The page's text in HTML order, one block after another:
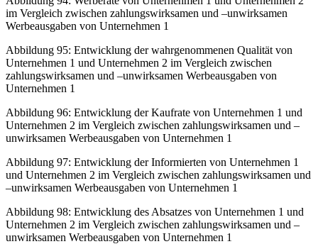
im Vergleich zwischen zahlungswirksamen und –unwirksamen
Werbeausgaben von Unternehmen 1
Abbildung 95: Entwicklung der wahrgenommenen Qualität von
Unternehmen 1 und Unternehmen 2 im Vergleich zwischen
zahlungswirksamen und –unwirksamen Werbeausgaben von
Unternehmen 1
Abbildung 96: Entwicklung der Kaufrate von Unternehmen 1 und
Unternehmen 2 im Vergleich zwischen zahlungswirksamen und –
unwirksamen Werbeausgaben von Unternehmen 1
Abbildung 97: Entwicklung der Informierten von Unternehmen 1
und Unternehmen 2 im Vergleich zwischen zahlungswirksamen und
–unwirksamen Werbeausgaben von Unternehmen 1
Abbildung 98: Entwicklung des Absatzes von Unternehmen 1 und
Unternehmen 2 im Vergleich zwischen zahlungswirksamen und –
unwirksamen Werbeausgaben von Unternehmen 1